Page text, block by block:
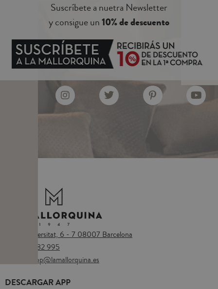
Suscríbete a nuetra Newsletter
y consigue un10% de descuento
Plaça Universitat, 6 - 7 08007 Barcelona
673 482 995
eshop@lamallorquina.es
DESCARGAR APP